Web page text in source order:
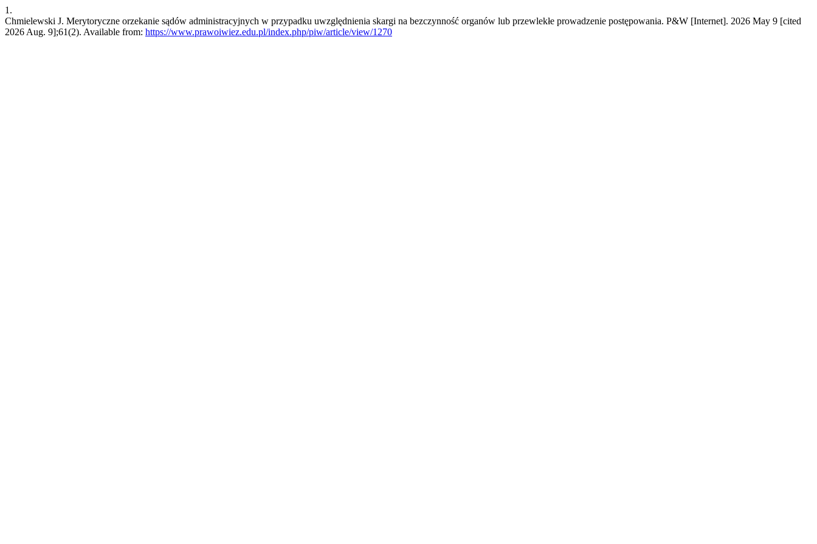
1.
Chmielewski J. Merytoryczne orzekanie sądów administracyjnych w przypadku uwzględnienia skargi na bezczynność organów lub przewlekłe prowadzenie postępowania. P&W [Internet]. 2026 May 9 [cited
2026 Aug. 9];61(2). Available from: https://www.prawoiwiez.edu.pl/index.php/piw/article/view/1270